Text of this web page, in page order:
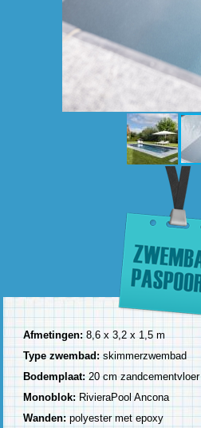
Afmetingen:8,6 x 3,2 x 1,5 m
Type zwembad:skimmerzwembad
Bodemplaat: 20 cm zandcementvloer
Monoblok:RivieraPool Ancona
Wanden:polyester met epoxy